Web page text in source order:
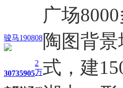
骏马190808
30735905
2
万
广场
陶图背
式，建